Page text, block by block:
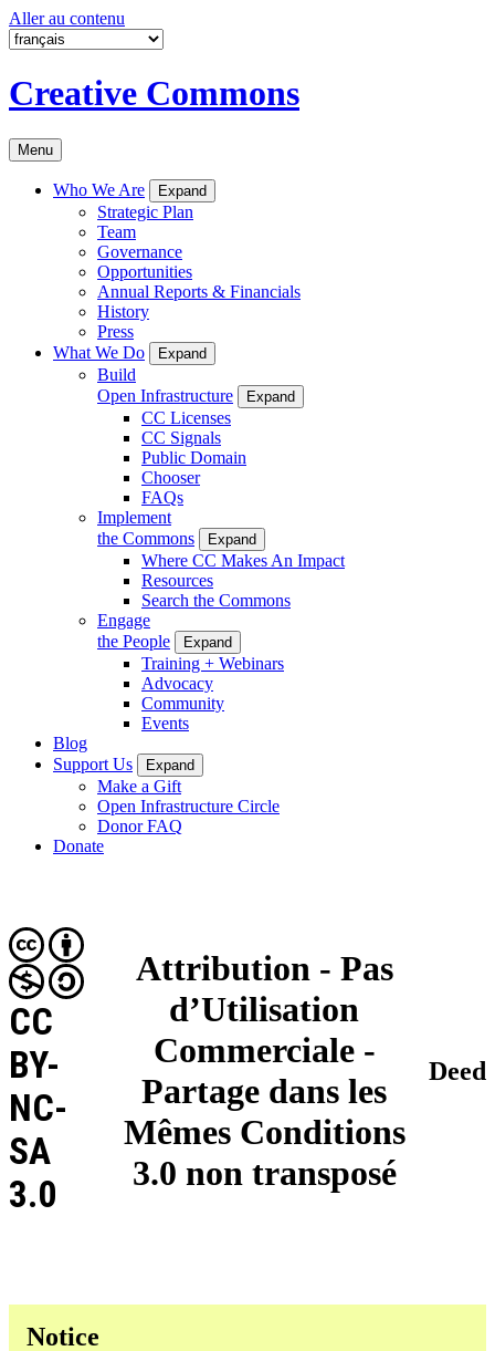
Aller au contenu
Creative Commons
Menu
Who We Are Expand
Strategic Plan
Team
Governance
Opportunities
Annual Reports & Financials
History
Press
What We Do
Expand
Build
Open Infrastructure
Expand
CC Licenses
CC Signals
Public Domain
Chooser
FAQs
Implement
the Commons
Expand
Where CC Makes An Impact
Resources
Search the Commons
Engage
the People
Expand
Training + Webinars
Advocacy
Community
Events
Blog
Support Us
Expand
Make a Gift
Open Infrastructure Circle
Donor FAQ
Donate
Attribution - Pas
d’Utilisation
Commerciale -
Partage dans les
Mêmes Conditions
3.0 non transposé
CC
BY-
NC-
SA
3.0
Deed
Notice